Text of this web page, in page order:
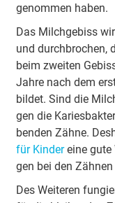
ge­nom­men ha­ben.
Das Milch­ge­biss
und durch­bro­chen,
beim zwei­ten
Jah­re nach dem
bil­det. Sind die
gen die
ben­den Zäh­ne.
für Kin­derei­ne gu­te
gen bei den
Des Wei­te­ren